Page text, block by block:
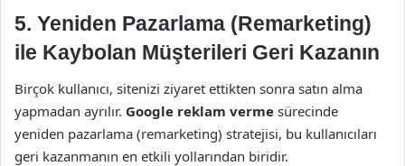
5. Yeniden Pazarlama (Remarketing)
ile Kaybolan Müşterileri Geri Kazanın
Birçok kullanıcı, sitenizi ziyaret ettikten sonra satın alma
yapmadan ayrılır. Google reklam verme sürecinde
yeniden pazarlama (remarketing) stratejisi, bu kullanıcıları
geri kazanmanın en etkili yollarından biridir.